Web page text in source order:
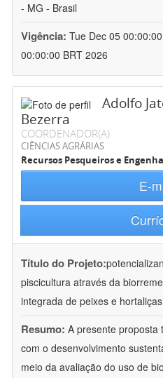
- MG - Brasil
Vigência: Tue Dec 05
00:00:00 BRT 2026
Adolfo
Bezerra
COORDENADOR(A)
CIÊNCIAS AGRÁRIAS
Recursos Pesqueiros e
E-
Título do Projeto:
piscicultura através da
integrada de peixes e hortaliças
Resumo: A presente proposta
com o desenvolvimento
meio da avaliação do uso de